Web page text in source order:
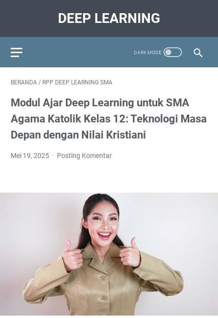
DEEP LEARNING
BERANDA / RPP DEEP LEARNING SMA
Modul Ajar Deep Learning untuk SMA
Agama Katolik Kelas 12: Teknologi Masa
Depan dengan Nilai Kristiani
Mei 19, 2025 Posting Komentar